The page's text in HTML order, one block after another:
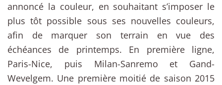
annoncé la couleur, en souhaitant s’imposer le
plus tôt possible sous ses nouvelles couleurs,
afin de marquer son terrain en vue des
échéances de printemps. En première ligne,
Paris-Nice, puis Milan-Sanremo et Gand-
Wevelgem. Une première moitié de saison 2015